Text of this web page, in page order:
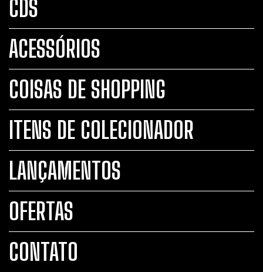
CDS
ACESSÓRIOS
COISAS DE SHOPPING
ITENS DE COLECIONADOR
LANÇAMENTOS
OFERTAS
CONTATO